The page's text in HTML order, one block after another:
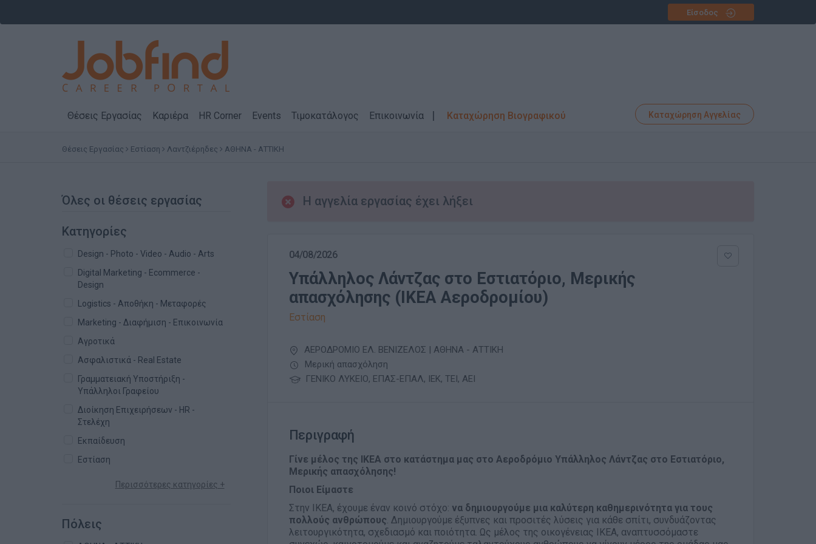
Είσοδος
Θέσεις Εργασίας Καριέρα HR Corner Events Τιμοκατάλογος Επικοινωνία Καταχώρηση Βιογραφικού Καταχώρηση Αγγελίας
Θέσεις Εργασίας Εστίαση Λαντζιέρηδες ΑΘΗΝΑ - ΑΤΤΙΚΗ
Όλες οι θέσεις εργασίας
Κατηγορίες
Design - Photo - Video - Audio - Arts
Digital Marketing - Ecommerce -
Design
Logistics - Αποθήκη - Μεταφορές
Marketing - Διαφήμιση - Επικοινωνία
Αγροτικά
Ασφαλιστικά - Real Estate
Γραμματειακή Υποστήριξη -
Υπάλληλοι Γραφείου
Διοίκηση Επιχειρήσεων - HR -
Στελέχη
Εκπαίδευση
Εστίαση
Περισσότερες κατηγορίες +
Πόλεις
Η αγγελία εργασίας έχει λήξει
04/08/2026
Υπάλληλος Λάντζας στο Εστιατόριο, Μερικής
απασχόλησης (ΙΚΕΑ Αεροδρομίου)
Εστίαση
ΑΕΡΟΔΡΟΜΙΟ ΕΛ. ΒΕΝΙΖΕΛΟΣ | ΑΘΗΝΑ - ΑΤΤΙΚΗ
Μερική απασχόληση
ΓΕΝΙΚΟ ΛΥΚΕΙΟ, ΕΠΑΣ-ΕΠΑΛ, ΙΕΚ, ΤΕΙ, ΑΕΙ
Περιγραφή
Γίνε μέλος της ΙΚΕΑ στο κατάστημα μας στο Αεροδρόμιο Υπάλληλος Λάντζας στο Εστιατόριο,
Μερικής απασχόλησης!
Ποιοι Είμαστε
Στην ΙΚΕΑ, έχουμε έναν κοινό στόχο: να δημιουργούμε μια καλύτερη καθημερινότητα για τους
πολλούς ανθρώπους. Δημιουργούμε έξυπνες και προσιτές λύσεις για κάθε σπίτι, συνδυάζοντας
λειτουργικότητα, σχεδιασμό και ποιότητα. Ως μέλος της οικογένειας ΙΚΕΑ, αναπτυσσόμαστε